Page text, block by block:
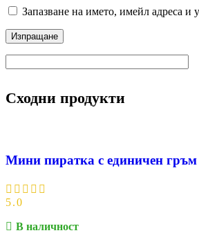
Запазване на името, имейл адреса и
Сходни продукти
Мини пиратка с единичен гръм
5.0
В наличност